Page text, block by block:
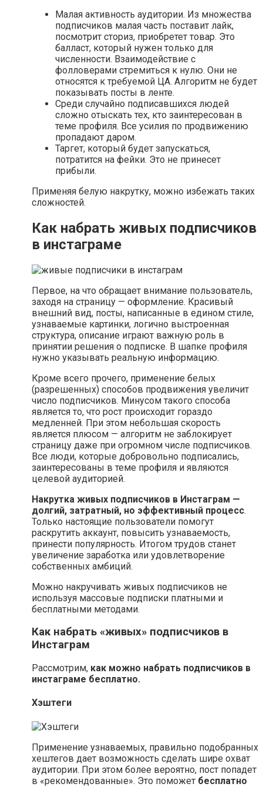
Малая активность аудитории. Из множества
подписчиков малая часть поставит лайк,
посмотрит сториз, приобретет товар. Это
балласт, который нужен только для
численности. Взаимодействие с
фолловерами стремиться к нулю. Они не
относятся к требуемой ЦА. Алгоритм не будет
показывать посты в ленте.
Среди случайно подписавшихся людей
сложно отыскать тех, кто заинтересован в
теме профиля. Все усилия по продвижению
пропадают даром.
Таргет, который будет запускаться,
потратится на фейки. Это не принесет
прибыли.
Применяя белую накрутку, можно избежать таких
сложностей.
Как набрать живых подписчиков
в инстаграме
Первое, на что обращает внимание пользователь,
заходя на страницу — оформление. Красивый
внешний вид, посты, написанные в едином стиле,
узнаваемые картинки, логично выстроенная
структура, описание играют важную роль в
принятии решения о подписке. В шапке профиля
нужно указывать реальную информацию.
Кроме всего прочего, применение белых
(разрешенных) способов продвижения увеличит
число подписчиков. Минусом такого способа
является то, что рост происходит гораздо
медленней. При этом небольшая скорость
является плюсом — алгоритм не заблокирует
страницу даже при огромном числе подписчиков.
Все люди, которые добровольно подписались,
заинтересованы в теме профиля и являются
целевой аудиторией.
Накрутка живых подписчиков в Инстаграм —
долгий, затратный, но эффективный процесс.
Только настоящие пользователи помогут
раскрутить аккаунт, повысить узнаваемость,
принести популярность. Итогом трудов станет
увеличение заработка или удовлетворение
собственных амбиций.
Можно накручивать живых подписчиков не
используя массовые подписки платными и
бесплатными методами.
Как набрать «живых» подписчиков в
Инстаграм
Рассмотрим, как можно набрать подписчиков в
инстаграме бесплатно.
Хэштеги
Применение узнаваемых, правильно подобранных
хештегов дает возможность сделать шире охват
аудитории. При этом более вероятно, пост попадет
в «рекомендованные». Это поможет бесплатно